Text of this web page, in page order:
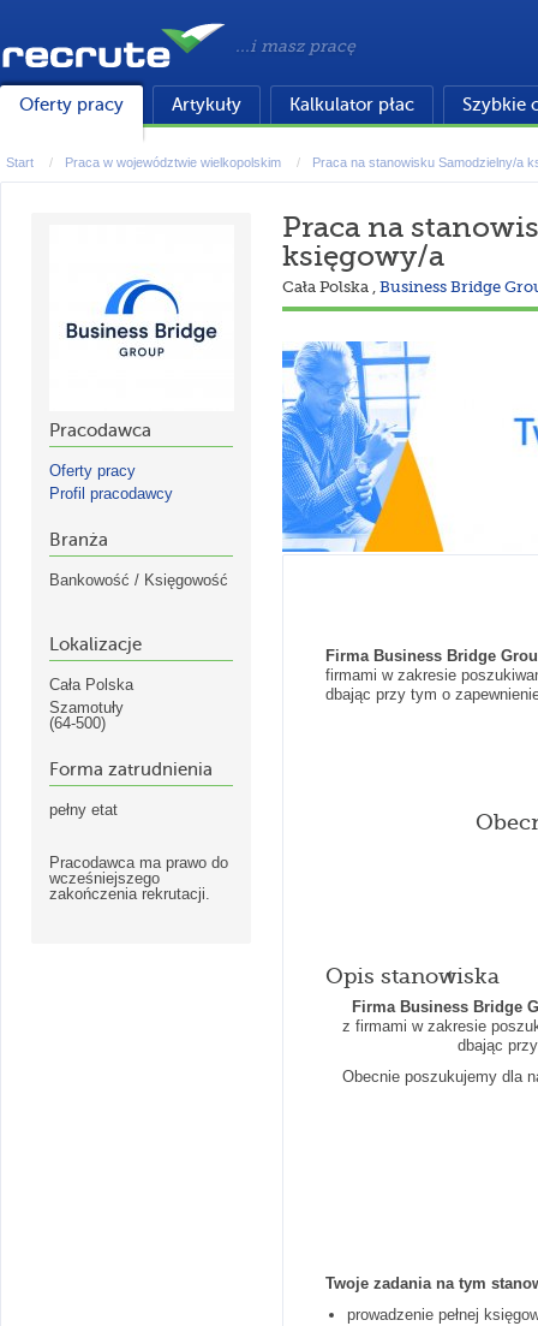
...i masz pracę
Oferty pracy Artykuły Kalkulator płac Szybkie
Start Praca w województwie wielkopolskim Praca na stanowisku Samodzielny/a
Pracodawca
Oferty pracy
Profil pracodawcy
Branża
Bankowość / Księgowość
Lokalizacje
Cała Polska
Szamotuły
(64-500)
Forma zatrudnienia
pełny etat
Pracodawca ma prawo do
wcześniejszego
zakończenia rekrutacji.
Praca na
księgowy/a
Cała Polska, Business Bridge
Firma Business Bridge
firmami w zakresie
dbając przy tym o
Opis stanowiska
Firma Business Bridge
z firmami w zakresie
dbając
Obecnie poszukujemy dla
Twoje zadania na tym
prowadzenie pełnej